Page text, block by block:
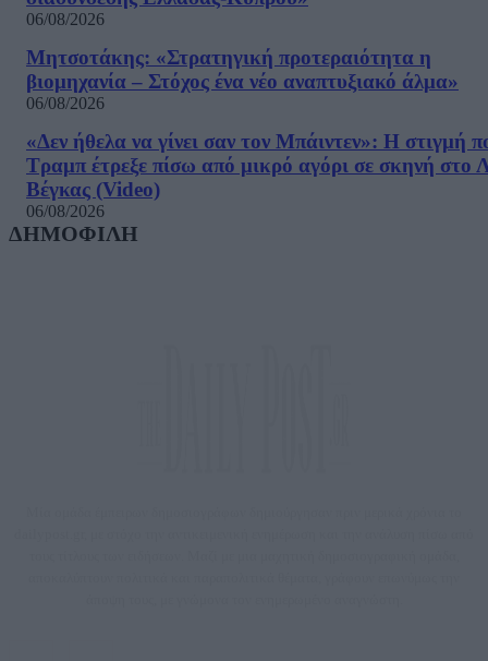
06/08/2026
Μητσοτάκης: «Στρατηγική προτεραιότητα η
βιομηχανία – Στόχος ένα νέο αναπτυξιακό άλμα»
06/08/2026
«Δεν ήθελα να γίνει σαν τον Μπάιντεν»: Η στιγμή
Τραμπ έτρεξε πίσω από μικρό αγόρι σε σκηνή στο
Βέγκας (Video)
06/08/2026
ΔΗΜΟΦΙΛΗ